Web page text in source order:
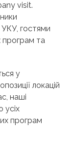
visit.
УКУ, гостями
програм та
у
локацій
наші
усіх
програм